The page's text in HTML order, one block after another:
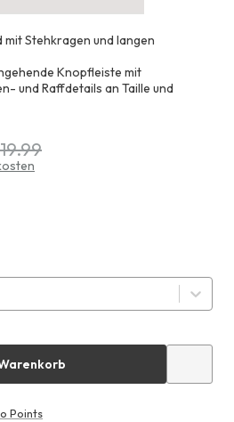
Stehkragen und langen
Knopfleiste mit
und Raffdetails an Taille und
Points